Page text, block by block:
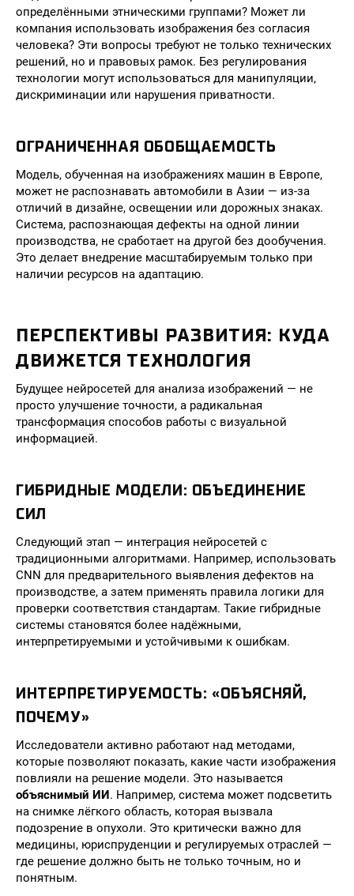
определёнными этническими группами? Может ли
компания использовать изображения без согласия
человека? Эти вопросы требуют не только технических
решений, но и правовых рамок. Без регулирования
технологии могут использоваться для манипуляции,
дискриминации или нарушения приватности.
ОГРАНИЧЕННАЯ ОБОБЩАЕМОСТЬ
Модель, обученная на изображениях машин в Европе,
может не распознавать автомобили в Азии — из-за
отличий в дизайне, освещении или дорожных знаках.
Система, распознающая дефекты на одной линии
производства, не сработает на другой без дообучения.
Это делает внедрение масштабируемым только при
наличии ресурсов на адаптацию.
ПЕРСПЕКТИВЫ РАЗВИТИЯ: КУДА
ДВИЖЕТСЯ ТЕХНОЛОГИЯ
Будущее нейросетей для анализа изображений — не
просто улучшение точности, а радикальная
трансформация способов работы с визуальной
информацией.
ГИБРИДНЫЕ МОДЕЛИ: ОБЪЕДИНЕНИЕ
СИЛ
Следующий этап — интеграция нейросетей с
традиционными алгоритмами. Например, использовать
CNN для предварительного выявления дефектов на
производстве, а затем применять правила логики для
проверки соответствия стандартам. Такие гибридные
системы становятся более надёжными,
интерпретируемыми и устойчивыми к ошибкам.
ИНТЕРПРЕТИРУЕМОСТЬ: «ОБЪЯСНЯЙ,
ПОЧЕМУ»
Исследователи активно работают над методами,
которые позволяют показать, какие части изображения
повлияли на решение модели. Это называется
объяснимый ИИ. Например, система может подсветить
на снимке лёгкого область, которая вызвала
подозрение в опухоли. Это критически важно для
медицины, юриспруденции и регулируемых отраслей —
где решение должно быть не только точным, но и
понятным.